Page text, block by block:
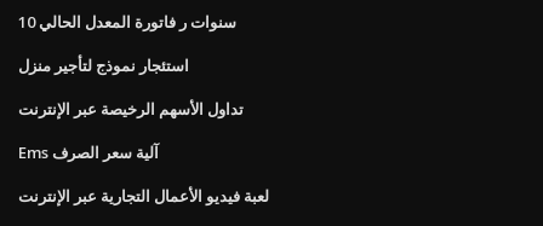
10 سنوات ر فاتورة المعدل الحالي
استئجار نموذج لتأجير منزل
تداول الأسهم الرخيصة عبر الإنترنت
Ems آلية سعر الصرف
لعبة فيديو الأعمال التجارية عبر الإنترنت